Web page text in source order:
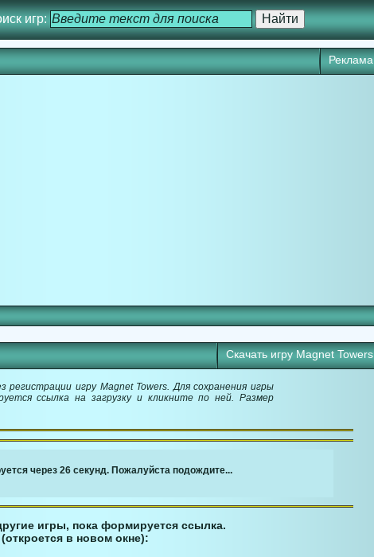
игр:
Реклама
Скачать игру Magnet Towers
регистрации игру Magnet Towers. Для сохранения игры
ссылка на загрузку и кликните по ней. Размер
через 26 секунд. Пожалуйста подождите...
игры, пока формируется ссылка.
(откроется в новом окне):